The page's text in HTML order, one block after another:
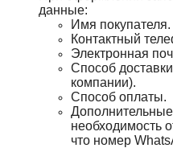
данные:
Имя покупателя.
Контактный
Электронная
Способ
компании).
Способ оплаты.
необходимость
что номер